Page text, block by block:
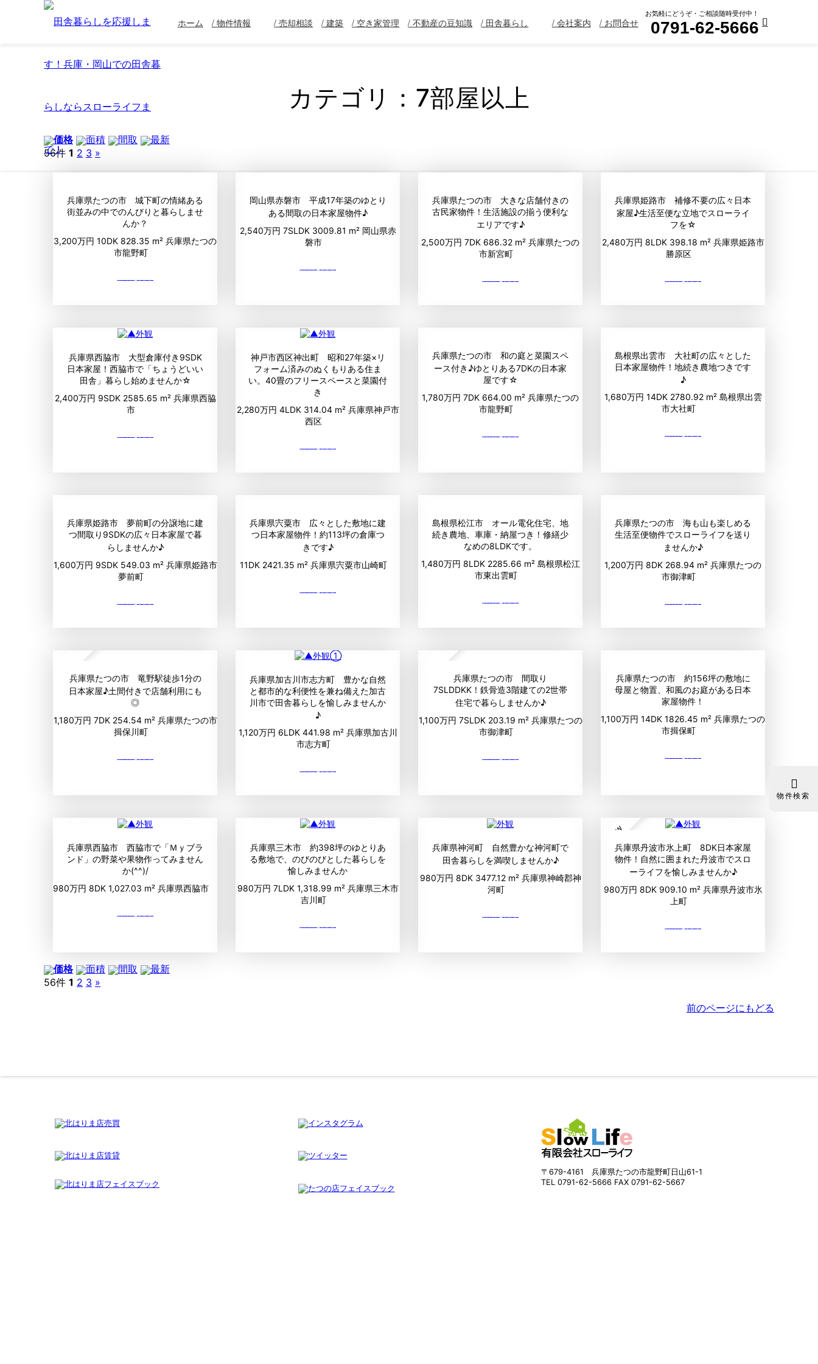
ホーム / 物件情報 / 売却相談 / 建築 / 空き家管理 / 不動産の豆知識 / 田舎暮らし / 会社案内 / お問合せ
お気軽にどうぞ・ご相談随時受付中！
0791-62-5666
カテゴリ：7部屋以上
価格 面積 間取
最新
56件 1 2 3 »
兵庫県たつの市 城下町の情緒ある
街並みの中でのんびりと暮らしませ
んか？
3,200万円 10DK 828.35 m² 兵庫県たつの
市龍野町
岡山県赤磐市 平成17年築のゆとり
ある間取の日本家屋物件♪
2,540万円 7SLDK 3009.81 m² 岡山県赤
磐市
兵庫県たつの市 大きな店舗付きの
古民家物件！生活施設の揃う便利な
エリアです♪
2,500万円 7DK 686.32 m² 兵庫県たつの
市新宮町
兵庫県姫路市 補修不要の広々日本
家屋♪生活至便な立地でスローライ
フを☆
2,480万円 8LDK 398.18 m² 兵庫県姫路市
勝原区
兵庫県西脇市 大型倉庫付き9SDK
日本家屋！西脇市で「ちょうどいい
田舎」暮らし始めませんか☆
2,400万円 9SDK 2585.65 m² 兵庫県西脇
市
神戸市西区神出町 昭和27年築×リ
フォーム済みのぬくもりある住ま
い。40畳のフリースペースと菜園付
き
2,280万円 4LDK 314.04 m² 兵庫県神戸市
西区
兵庫県たつの市 和の庭と菜園スペ
ース付き♪ゆとりある7DKの日本家
屋です☆
1,780万円 7DK 664.00 m² 兵庫県たつの
市龍野町
島根県出雲市 大社町の広々とした
日本家屋物件！地続き農地つきです
♪
1,680万円 14DK 2780.92 m² 島根県出雲
市大社町
兵庫県姫路市 夢前町の分譲地に建
つ間取り9SDKの広々日本家屋で暮
らしませんか♪
1,600万円 9SDK 549.03 m² 兵庫県姫路市
夢前町
兵庫県宍粟市 広々とした敷地に建
つ日本家屋物件！約113坪の倉庫つ
きです♪
11DK 2421.35 m² 兵庫県宍粟市山崎町
島根県松江市 オール電化住宅、地
続き農地、車庫・納屋つき！修繕少
なめの8LDKです。
1,480万円 8LDK 2285.66 m² 島根県松江
市東出雲町
兵庫県たつの市 海も山も楽しめる
生活至便物件でスローライフを送り
ませんか♪
1,200万円 8DK 268.94 m² 兵庫県たつの
市御津町
兵庫県たつの市 竜野駅徒歩1分の
日本家屋♪土間付きで店舗利用にも
◎
1,180万円 7DK 254.54 m² 兵庫県たつの市
揖保川町
兵庫県加古川市志方町 豊かな自然
と都市的な利便性を兼ね備えた加古
川市で田舎暮らしを愉しみませんか
♪
1,120万円 6LDK 441.98 m² 兵庫県加古川
市志方町
兵庫県たつの市 間取り
7SLDDKK！鉄骨造3階建ての2世帯
住宅で暮らしませんか♪
1,100万円 7SLDK 203.19 m² 兵庫県たつの
市御津町
兵庫県たつの市 約156坪の敷地に
母屋と物置、和風のお庭がある日本
家屋物件！
1,100万円 14DK 1826.45 m² 兵庫県たつの
市揖保町
兵庫県西脇市 西脇市で「Ｍｙブラ
ンド」の野菜や果物作ってみません
か(^^)/
980万円 8DK 1,027.03 m² 兵庫県西脇市
兵庫県三木市 約398坪のゆとりあ
る敷地で、のびのびとした暮らしを
愉しみませんか
980万円 7LDK 1,318.99 m² 兵庫県三木市
吉川町
兵庫県神河町 自然豊かな神河町で
田舎暮らしを満喫しませんか♪
980万円 8DK 3477.12 m² 兵庫県神崎郡神
河町
new
兵庫県丹波市氷上町 8DK日本家屋
物件！自然に囲まれた丹波市でスロ
ーライフを愉しみませんか♪
980万円 8DK 909.10 m² 兵庫県丹波市氷
上町
価格 面積 間取
最新
56件 1 2 3 »
前のページにもどる
物件検索
〒679-4161 兵庫県たつの市龍野町日山61-1
TEL 0791-62-5666 FAX 0791-62-5667